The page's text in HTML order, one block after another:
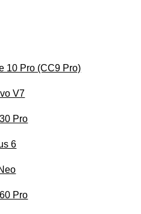
10 Pro (CC9 Pro)
V7
Pro
6
Pro